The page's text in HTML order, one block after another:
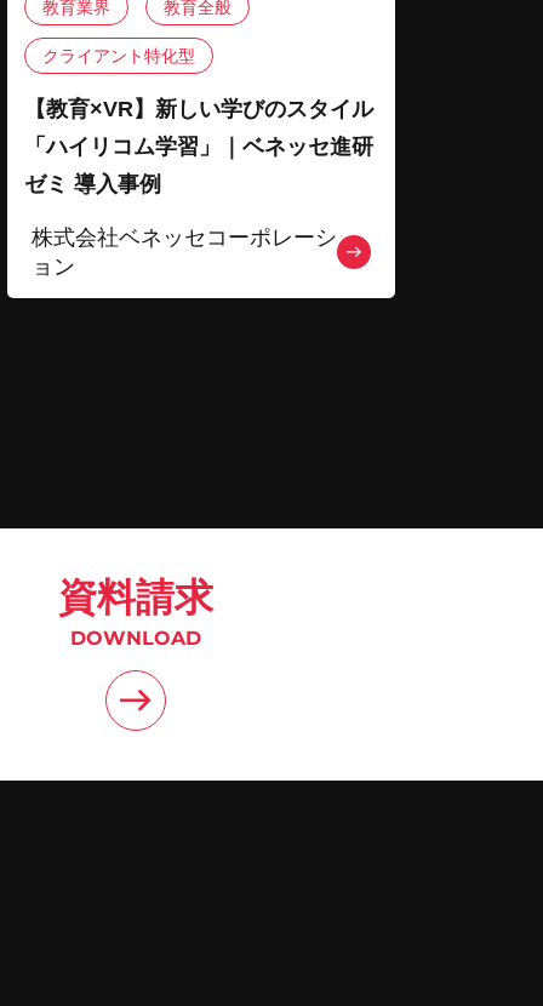
教育業界 教育全般
クライアント特化型
【教育×VR】新しい学びのスタイル
「ハイリコム学習」｜ベネッセ進研
ゼミ 導入事例
株式会社ベネッセコーポレーシ
ョン
資料請求
DOWNLOAD